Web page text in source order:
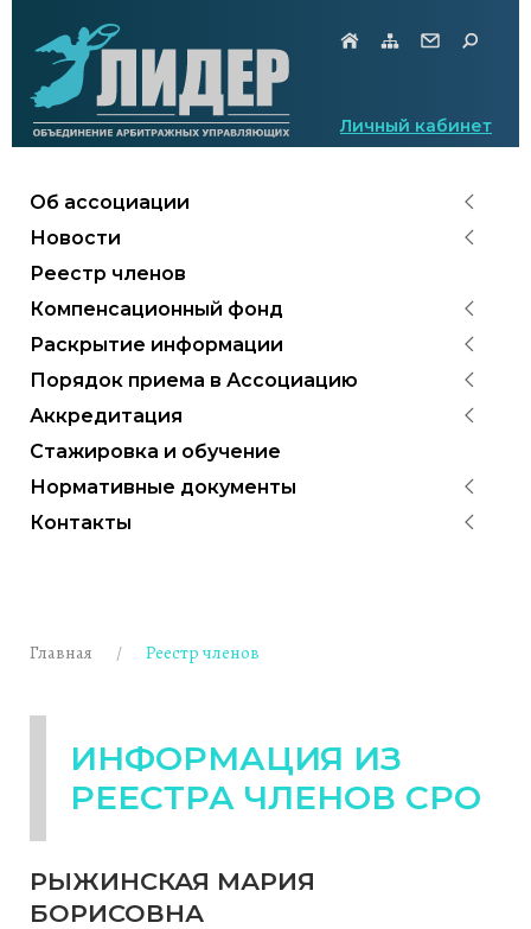
Личный кабинет
Об ассоциации
Новости
Реестр членов
Компенсационный фонд
Раскрытие информации
Порядок приема в Ассоциацию
Аккредитация
Стажировка и обучение
Нормативные документы
Контакты
Главная Реестр членов
ИНФОРМАЦИЯ ИЗ
РЕЕСТРА ЧЛЕНОВ СРО
РЫЖИНСКАЯ МАРИЯ
БОРИСОВНА